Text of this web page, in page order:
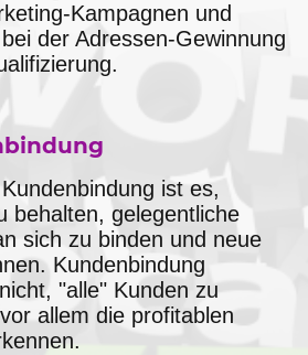
Kampagnen und
der Adressen-Gewinnung
ist es,
behalten, gelegentliche
sich zu binden und neue
Kundenbindung
"alle" Kunden zu
allem die profitablen